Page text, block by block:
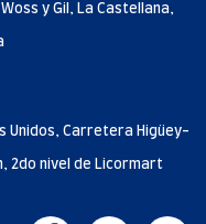
y Gil, La Castellana,
Unidos, Carretera Higüey-
2do nivel de Licormart